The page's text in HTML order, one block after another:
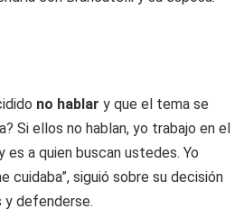
no hablar y que el tema se
Si ellos no hablan, yo trabajo en el
es a quien buscan ustedes. Yo
cuidaba”, siguió sobre su decisión
y defenderse.